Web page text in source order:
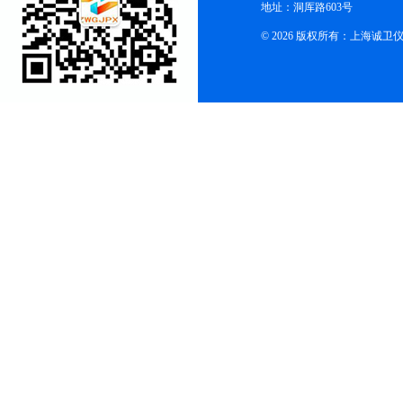
地址：洞厍路603号
© 2026 版权所有：上海诚卫